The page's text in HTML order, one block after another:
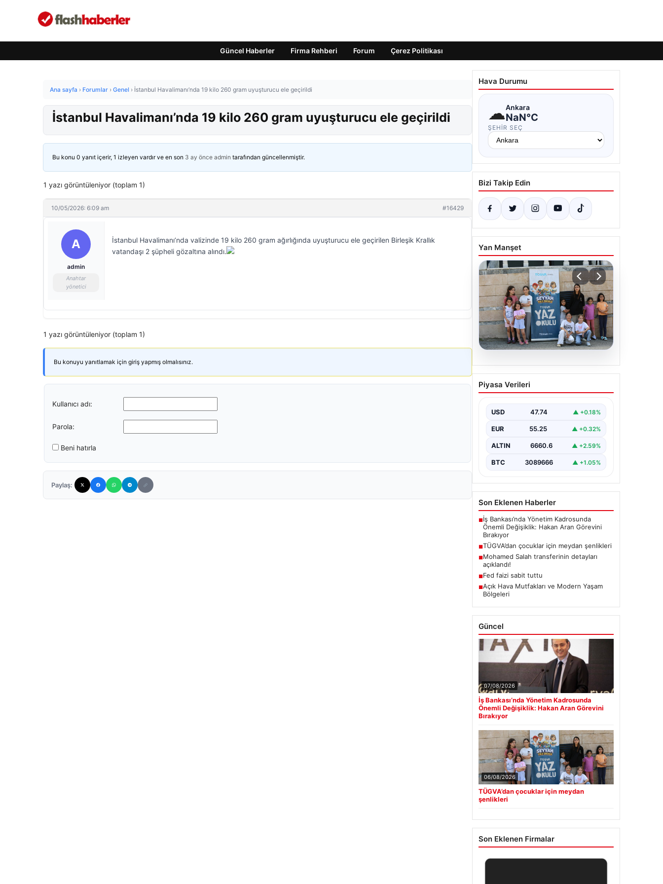
Güncel Haberler Firma Rehberi Forum Çerez Politikası
Ana sayfa › Forumlar › Genel › İstanbul Havalimanı’nda 19 kilo 260 gram uyuşturucu ele geçirildi
İstanbul Havalimanı’nda 19 kilo 260 gram uyuşturucu ele geçirildi
Bu konu 0 yanıt içerir, 1 izleyen vardır ve en son 3 ay önce admin tarafından güncellenmiştir.
1 yazı görüntüleniyor (toplam 1)
10/05/2026: 6:09 am #16429
A
admin
Anahtar
yönetici
İstanbul Havalimanı’nda valizinde 19 kilo 260 gram ağırlığında uyuşturucu ele geçirilen Birleşik Krallık
vatandaşı 2 şüpheli gözaltına alındı.
1 yazı görüntüleniyor (toplam 1)
Bu konuyu yanıtlamak için giriş yapmış olmalısınız.
Kullanıcı adı:
Parola:
Beni hatırla
Paylaş:
Hava Durumu
☁Ankara
NaN°C
ŞEHIR SEÇ
Bizi Takip Edin
Yan Manşet
06.08.2026
TÜGVA’dan çocuklar için
meydan şenlikleri
Piyasa Verileri
USD 47.74 ▲ +0.18%
EUR 55.25 ▲ +0.32%
ALTIN 6660.6 ▲ +2.59%
BTC 3089666 ▲ +1.05%
Son Eklenen Haberler
■İş Bankası’nda Yönetim Kadrosunda
Önemli Değişiklik: Hakan Aran Görevini
Bırakıyor
■TÜGVA’dan çocuklar için meydan şenlikleri
■Mohamed Salah transferinin detayları
açıklandı!
■Fed faizi sabit tuttu
■Açık Hava Mutfakları ve Modern Yaşam
Bölgeleri
Güncel
07/08/2026
İş Bankası’nda Yönetim Kadrosunda
Önemli Değişiklik: Hakan Aran Görevini
Bırakıyor
06/08/2026
TÜGVA’dan çocuklar için meydan
şenlikleri
Son Eklenen Firmalar